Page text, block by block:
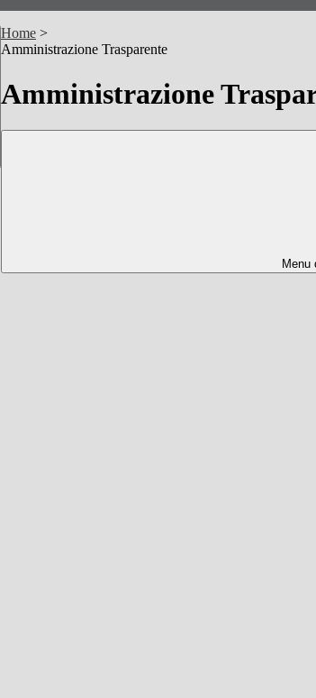
Home >
Amministrazione Trasparente
Amministrazione
Menu